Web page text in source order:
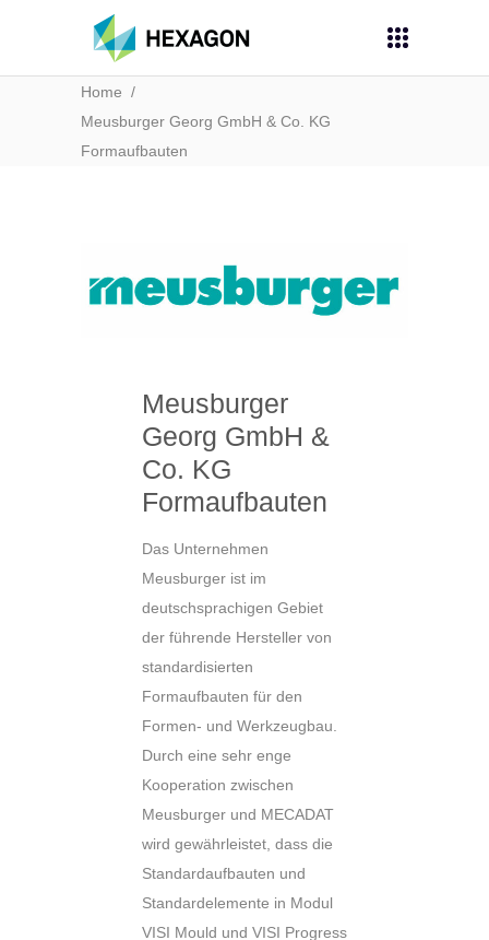
Home /
Meusburger Georg GmbH & Co. KG
Formaufbauten
Meusburger
Georg GmbH &
Co. KG
Formaufbauten
Das Unternehmen
Meusburger ist im
deutschsprachigen Gebiet
der führende Hersteller von
standardisierten
Formaufbauten für den
Formen- und Werkzeugbau.
Durch eine sehr enge
Kooperation zwischen
Meusburger und MECADAT
wird gewährleistet, dass die
Standardaufbauten und
Standardelemente in Modul
VISI Mould und VISI Progress